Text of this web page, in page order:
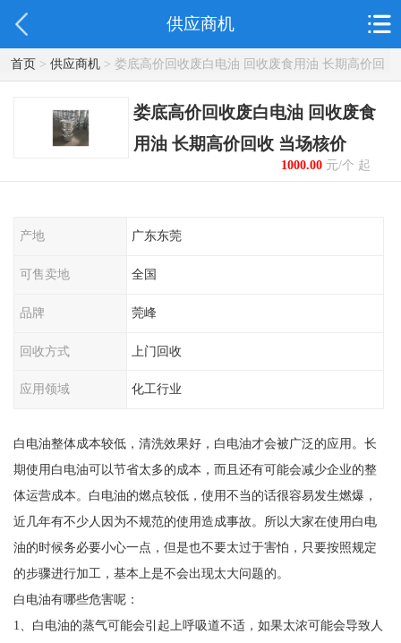
供应商机
首页> 供应商机> 娄底高价回收废白电油 回收废食用油 长期高价回
收 当场核价
娄底高价回收废白电油 回收废食
用油 长期高价回收 当场核价
1000.00元/个 起
产地 广东东莞
可售卖地 全国
品牌 莞峰
回收方式 上门回收
应用领域 化工行业
白电油整体成本较低，清洗效果好，白电油才会被广泛的应用。长
期使用白电油可以节省太多的成本，而且还有可能会减少企业的整
体运营成本。白电油的燃点较低，使用不当的话很容易发生燃爆，
近几年有不少人因为不规范的使用造成事故。所以大家在使用白电
油的时候务必要小心一点，但是也不要太过于害怕，只要按照规定
的步骤进行加工，基本上是不会出现太大问题的。
白电油有哪些危害呢：
1、白电油的蒸气可能会引起上呼吸道不适，如果太浓可能会导致人